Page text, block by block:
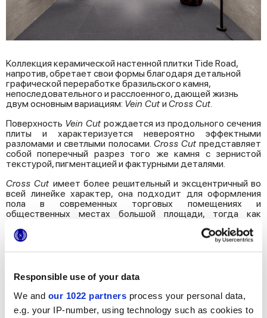
Responsible use of your data
We and our 1022 partners process your personal data,
e.g. your IP-number, using technology such as cookies to
Kоллекция керамической настенной плитки Tide Road,
напротив, обретает свои формы благодаря детальной
графической переработке бразильского камня,
непоследовательного и расслоенного, дающей жизнь
двум основным вариациям: Vein Cut и Cross Cut
Поверхность Vein Cut рождается из продольного сечения
плиты и характеризуется невероятно эффектными
разломами и светлыми полосами. Cross Cut представляет
собой поперечный разрез того же камня с зернистой
текстурой, пигментацией и фактурными деталями.
Cross Cut имеет более решительный и эксцентричный во
всей линейке характер, она подходит для оформления
пола в современных торговых помещениях и
общественных местах большой площади, тогда как
оформления стен в комбинациях с различными
материалами, включая саму модель Cross Cut или
напольную плитку под дерево.
Предложение Tide Road завершает декор с ярко
выраженным городским характером: кирпичики 7,5x30 с
узоромVein Cut,которые можно сочетать с двумя
разными направлениями узора при укладке – продольным и
диагональным.